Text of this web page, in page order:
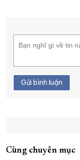
Gửi bình luận
Cùng chuyên mục